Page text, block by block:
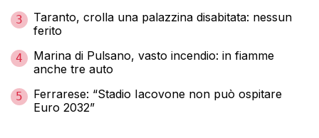
3
Taranto, crolla una palazzina disabitata: nessun
ferito
4
Marina di Pulsano, vasto incendio: in fiamme
anche tre auto
5
Ferrarese: “Stadio Iacovone non può ospitare
Euro 2032”